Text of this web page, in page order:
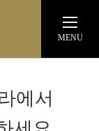
MENU
에서